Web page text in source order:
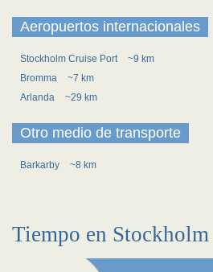
Aeropuertos internacionales
Stockholm Cruise Port
~9 km
Bromma
~7 km
Arlanda
~29 km
Otro medio de transporte
Barkarby ~8 km
Tiempo en Stockholm